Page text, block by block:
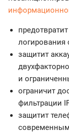
логирования
защитит
и
ограничит
фильтрации
защитит